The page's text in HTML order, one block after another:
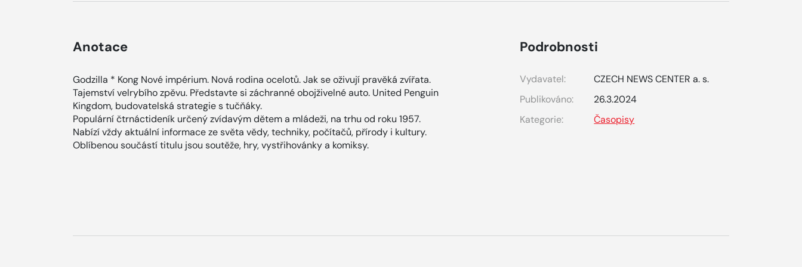
Anotace
Godzilla * Kong Nové impérium. Nová rodina ocelotů. Jak se oživují pravěká zvířata.
Tajemství velrybího zpěvu. Představte si záchranné obojživelné auto. United Penguin
Kingdom, budovatelská strategie s tučňáky.
Populární čtrnáctideník určený zvídavým dětem a mládeži, na trhu od roku 1957.
Nabízí vždy aktuální informace ze světa vědy, techniky, počítačů, přírody i kultury.
Oblíbenou součástí titulu jsou soutěže, hry, vystřihovánky a komiksy.
Podrobnosti
Vydavatel:
CZECH NEWS CENTER a. s.
Publikováno:
26.3.2024
Kategorie:
Časopisy